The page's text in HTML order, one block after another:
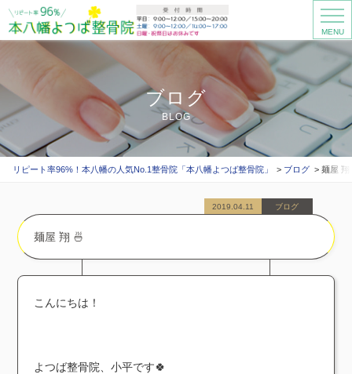
MENU
ブログ
BLOG
リピート率96%！本八幡の人気No.1整骨院「本八幡よつば整骨院」 ブログ 麺屋 翔
麺屋 翔 🍜
2019.04.11 ブログ
こんにちは！
よつば整骨院、小平です🍀